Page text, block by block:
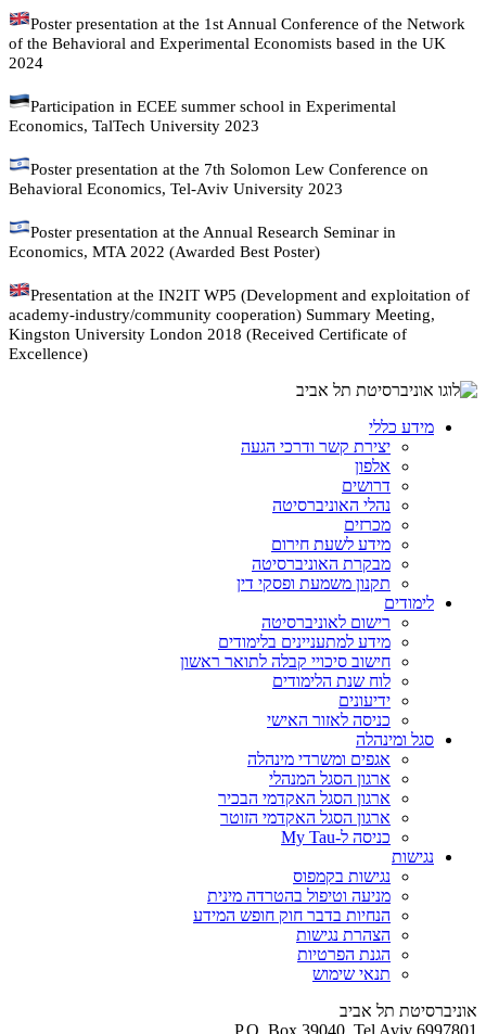
Poster presentation at the 1st Annual Conference of the Network
of the Behavioral and Experimental Economists based in the UK
2024
Participation in ECEE summer school in Experimental
Economics, TalTech University 2023
Poster presentation at the 7th Solomon Lew Conference on
Behavioral Economics, Tel-Aviv University 2023
Poster presentation at the Annual Research Seminar in
Economics, MTA 2022 (Awarded Best Poster)
Presentation at the IN2IT WP5 (Development and exploitation of
academy-industry/community cooperation) Summary Meeting,
Kingston University London 2018 (Received Certificate of
Excellence)
מידע כללי
יצירת קשר ודרכי הגעה
אלפון
דרושים
נהלי האוניברסיטה
מכרזים
מידע לשעת חירום
מבקרת האוניברסיטה
תקנון משמעת ופסקי דין
לימודים
רישום לאוניברסיטה
מידע למתעניינים בלימודים
חישוב סיכויי קבלה לתואר ראשון
לוח שנת הלימודים
ידיעונים
כניסה לאזור האישי
סגל ומינהלה
אגפים ומשרדי מינהלה
ארגון הסגל המנהלי
ארגון הסגל האקדמי הבכיר
ארגון הסגל האקדמי הזוטר
כניסה ל-My Tau
נגישות
נגישות בקמפוס
מניעה וטיפול בהטרדה מינית
הנחיות בדבר חוק חופש המידע
הצהרת נגישות
הגנת הפרטיות
תנאי שימוש
אוניברסיטת תל אביב
P.O. Box 39040, Tel Aviv 6997801